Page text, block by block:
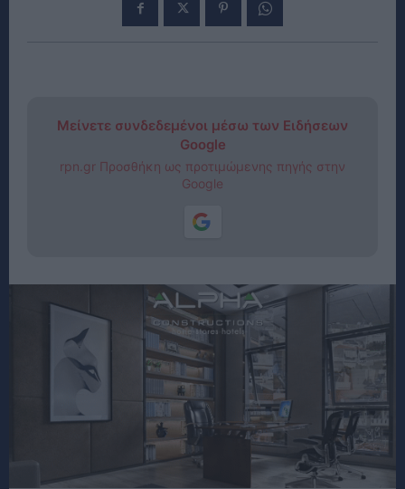
Μείνετε συνδεδεμένοι μέσω των Ειδήσεων
Google
rpn.gr Προσθήκη ως προτιμώμενης πηγής στην
Google